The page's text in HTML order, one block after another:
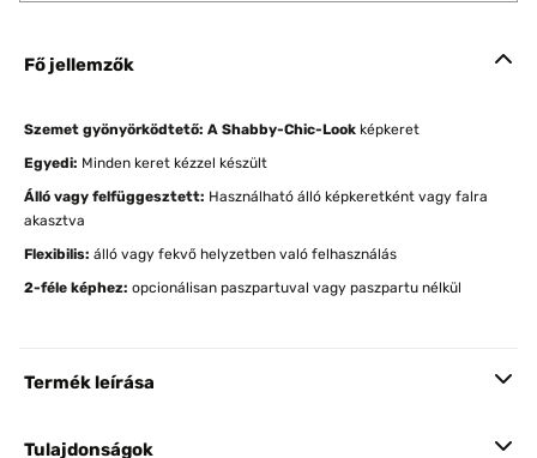
Fő jellemzők
Szemet gyönyörködtető: A Shabby-Chic-Look képkeret
Egyedi: Minden keret kézzel készült
Álló vagy felfüggesztett: Használható álló képkeretként vagy falra
akasztva
Flexibilis: álló vagy fekvő helyzetben való felhasználás
2-féle képhez: opcionálisan paszpartuval vagy paszpartu nélkül
Termék leírása
Tulajdonságok